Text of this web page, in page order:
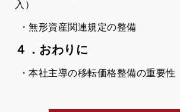
入）
・無形資産関連規定の整備
４．おわりに
・本社主導の移転価格整備の重要性